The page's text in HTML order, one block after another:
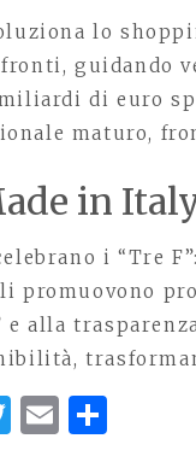
lo
guidando
di euro
maturo,
in
i “Tre
promuovono
e alla
Twitter
Email